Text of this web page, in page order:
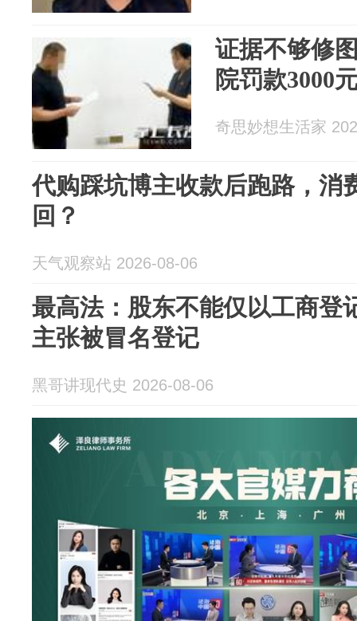
证据不够修
院罚款3000
奇思妙想生活家
代购踩坑博主收款后跑路，消
回？
天气观察站 2026-08-06
最高法：股东不能仅以工商登
主张被冒名登记
黑哥讲现代史 2026-08-06